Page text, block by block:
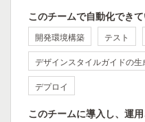
このチームで自動化でき
開発環境構築 テスト
デザインスタイルガイドの生
デプロイ
このチームに導入し、運